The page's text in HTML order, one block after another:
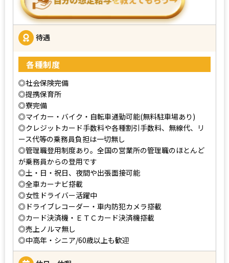
待遇
各種制度
◎社会保険完備
◎提携保育所
◎寮完備
◎マイカー・バイク・自転車通勤可能(無料駐車場あり)
◎クレジットカード手数料や各種割引手数料、無線代、リ
ース代等の乗務員負担は一切無し
◎管理職登用制度あり。全国の営業所の管理職のほとんど
が乗務員からの登用です
◎土・日・祝日、夜間や出張面接可能
◎全車カーナビ搭載
◎女性ドライバー活躍中
◎ドライブレコーダー・車内防犯カメラ搭載
◎カード決済機・ＥＴＣカード決済機搭載
◎売上ノルマ無し
◎中高年・シニア/60歳以上も歓迎